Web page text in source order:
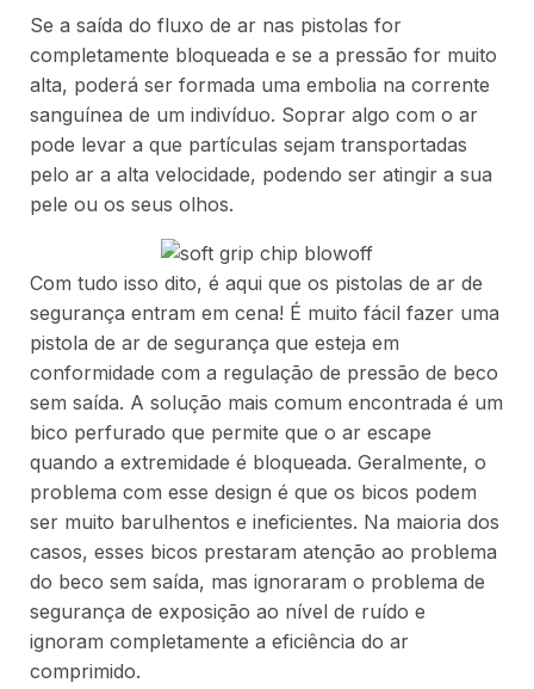
Se a saída do fluxo de ar nas pistolas for
completamente bloqueada e se a pressão for muito
alta, poderá ser formada uma embolia na corrente
sanguínea de um indivíduo. Soprar algo com o ar
pode levar a que partículas sejam transportadas
pelo ar a alta velocidade, podendo ser atingir a sua
pele ou os seus olhos.
Com tudo isso dito, é aqui que os pistolas de ar de
segurança entram em cena! É muito fácil fazer uma
pistola de ar de segurança que esteja em
conformidade com a regulação de pressão de beco
sem saída. A solução mais comum encontrada é um
bico perfurado que permite que o ar escape
quando a extremidade é bloqueada. Geralmente, o
problema com esse design é que os bicos podem
ser muito barulhentos e ineficientes. Na maioria dos
casos, esses bicos prestaram atenção ao problema
do beco sem saída, mas ignoraram o problema de
segurança de exposição ao nível de ruído e
ignoram completamente a eficiência do ar
comprimido.